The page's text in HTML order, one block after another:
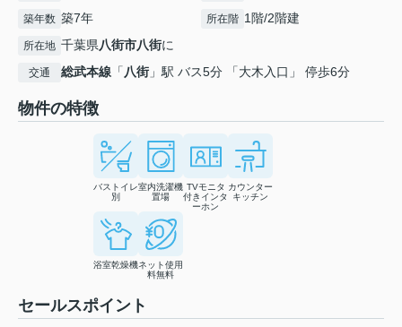
築年数 築7年 所在階 1階/2階建
所在地 千葉県八街市八街に
交通 総武本線 「八街」駅 バス5分 「大木入口」 停歩6分
物件の特徴
バストイレ
別
室内洗濯機
置場
TVモニタ
付きインタ
ーホン
カウンター
キッチン
浴室乾燥機ネット使用
料無料
セールスポイント